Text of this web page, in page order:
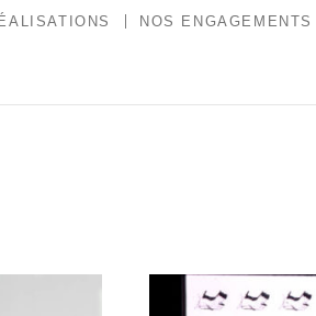
NOS ENGAGEMENTS